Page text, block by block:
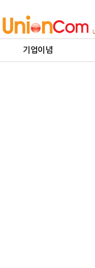
기업이념